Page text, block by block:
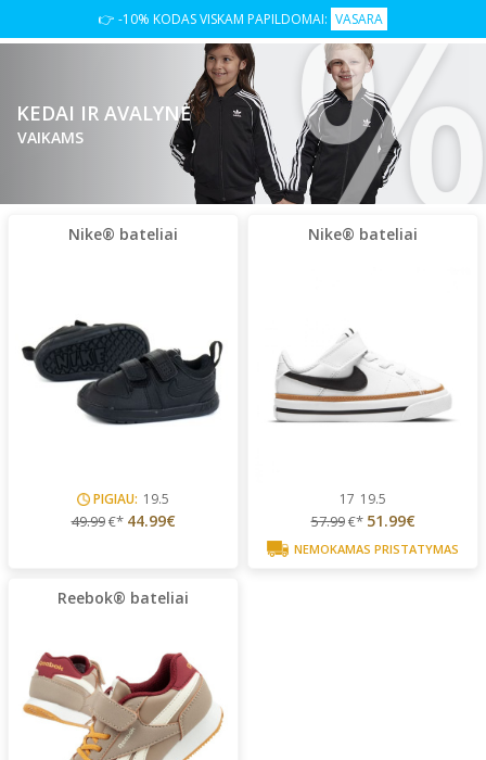
👉 -10% KODAS VISKAM PAPILDOMAI: VASARA
KEDAI IR AVALYNĖ
VAIKAMS
Nike® bateliai
PIGIAU: 19.5
49.99€* 44.99€
Nike® bateliai
17 19.5
57.99€* 51.99€
NEMOKAMAS PRISTATYMAS
Reebok® bateliai